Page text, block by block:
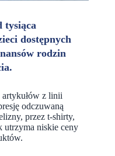
tysiąca
dostępnych
rodzin
z linii
odczuwaną
przez t-shirty,
utrzyma niskie ceny